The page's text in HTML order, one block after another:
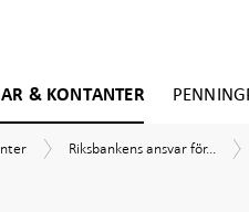
& KONTANTER
Riksbankens
Riksbankens ansvar för...